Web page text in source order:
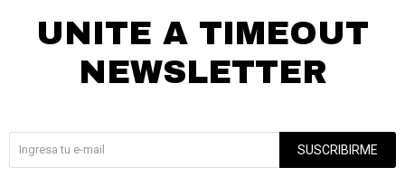
UNITE A TIMEOUT
NEWSLETTER
SUSCRIBIRME